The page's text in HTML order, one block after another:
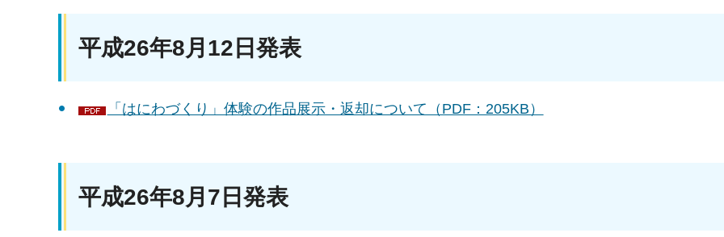
平成26年8月12日発表
「はにわづくり」体験の作品展示・返却について（PDF：205KB）
平成26年8月7日発表